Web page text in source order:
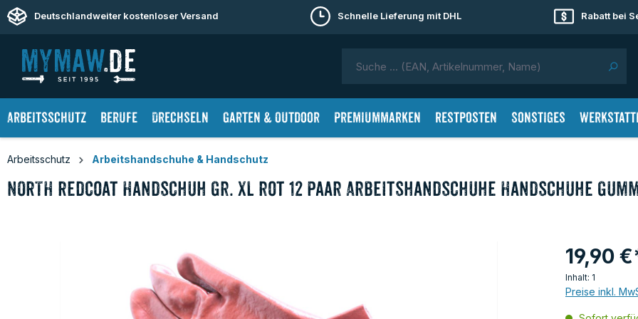
Zur Hauptnavigation springen
Deutschlandweiter kostenloser Versand Schnelle Lieferung mit DHL Rabatt bei
Arbeitsschutz Berufe Drechseln Garten & Outdoor Premiummarken Restposten Sonstiges
Arbeitsschutz Arbeitshandschuhe & Handschutz
NORTH Redcoat Handschuh Gr. XL rot 12 Paar Arbeitshandschuhe Handschuhe
19,90
Inhalt: 1
Preise inkl.